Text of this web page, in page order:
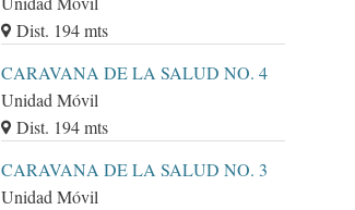
Dist. 194 mts
CARAVANA DE LA SALUD NO. 4
Unidad Móvil
Dist. 194 mts
CARAVANA DE LA SALUD NO. 3
Unidad Móvil